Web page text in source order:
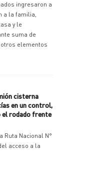
ingresaron a
a la familia,
y le
suma de
elementos
cisterna
en un control,
el rodado frente
Ruta Nacional N°
acceso a la